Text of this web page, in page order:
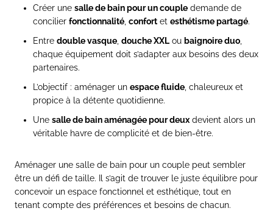
Créer une salle de bain pour un couple demande de
concilier fonctionnalité confort et esthétisme partagé.
Entre double vasque douche XXL ou baignoire duo
chaque équipement doit s’adapter aux besoins des deux
partenaires.
L’objectif : aménager un espace fluide , chaleureux et
propice à la détente quotidienne.
Une salle de bain aménagée pour deux devient alors un
véritable havre de complicité et de bien-être.
Aménager une salle de bain pour un couple peut sembler
être un défi de taille. Il s’agit de trouver le juste équilibre pour
concevoir un espace fonctionnel et esthétique, tout en
tenant compte des préférences et besoins de chacun.